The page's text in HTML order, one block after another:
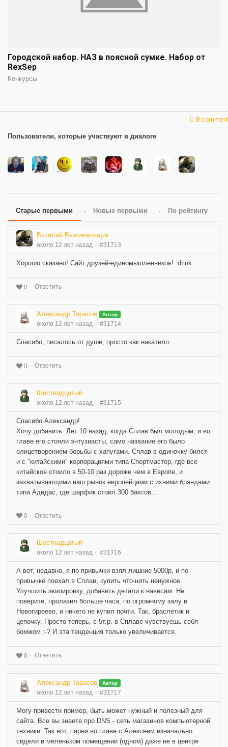
Городской набор. НАЗ в поясной сумке. Набор от
RexSep
Конкурсы
0
Пользователи, которые участвуют в диалоге
Старые первыми Новые первыми По рейтингу
Виталий Выживальщик
около 12 лет назад #31713
Хорошо сказано! Сайт друзей-единомышленников! :drink:
0 Ответить
Александр Тарасов Автор
около 12 лет назад #31714
Спасибо, писалось от души, просто как накатило.
0 Ответить
Шестнадцатый
около 12 лет назад #31715
Спасибо Александр!
Хочу добавить. Лет 10 назад, когда Сплав был молодым, и во
главе его стояли энтузиасты, само название его было
олицетворением борьбы с хапугами. Сплав в одиночку бился
и с "китайскими" корпорациями типа Спортмастер, где все
китайское стоило в 50-10 раз дороже чем в Европе, и
захватывающими наш рынок европейцами с ихними брэндами
типа Адидас, где шарфик стоил 300 баксов...
0 Ответить
Шестнадцатый
около 12 лет назад #31716
А вот, недавно, я по привычки взял лишние 5000р, и по
привычке поехал в Сплав, купить что-нить ненужное.
Улучшить экипировку, добавить детали к навесам. Не
поверите, пролазил больше часа, по огромному залу в
Новогиреево, и ничего не купил почти. Так, браслетик и
цепочку. Просто теперь, с 5т.р. в Сплаве чувствуешь себя
бомжом :-? И эта тенденция только увеличивается.
0 Ответить
Александр Тарасов Автор
около 12 лет назад #31717
Могу привести пример, быть может нужный и полезный для
сайта. Все вы знаете про DNS - сеть магазинов компьютерной
техники. Так вот, парни во главе с Алексеем изначально
сидели в меленьком помещении (одном) даже не в центре